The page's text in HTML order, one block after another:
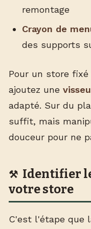
remontage
Crayon de
des supports
Pour un store
ajoutez une
adapté. Sur du
suffit, mais
douceur pour ne
Identifier
votre store
C'est l'étape que